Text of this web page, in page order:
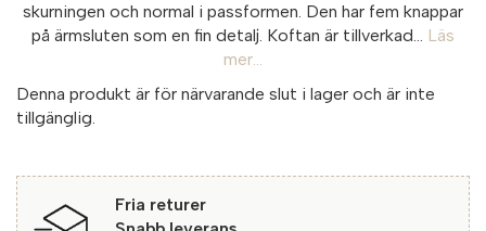
skurningen och normal i passformen. Den har fem knappar
på ärmsluten som en fin detalj. Koftan är tillverkad...
Läs
mer...
Denna produkt är för närvarande slut i lager och är inte
tillgänglig.
Fria returer